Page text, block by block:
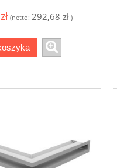
(netto: 292,68 zł )